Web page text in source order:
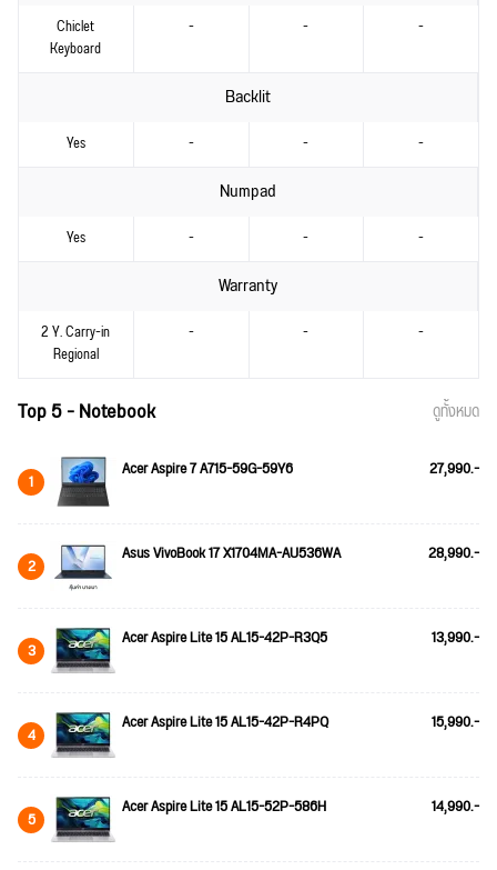
Chiclet
Keyboard
- - -
Backlit
Yes - - -
Numpad
Yes - - -
Warranty
2 Y. Carry-in
Regional
- - -
Top 5 - Notebook ดูทั้งหมด
1 Acer Aspire 7 A715-59G-59Y6 27,990.-
2 Asus VivoBook 17 X1704MA-AU536WA 28,990.-
3 Acer Aspire Lite 15 AL15-42P-R3Q5 13,990.-
4 Acer Aspire Lite 15 AL15-42P-R4PQ 15,990.-
5 Acer Aspire Lite 15 AL15-52P-586H 14,990.-